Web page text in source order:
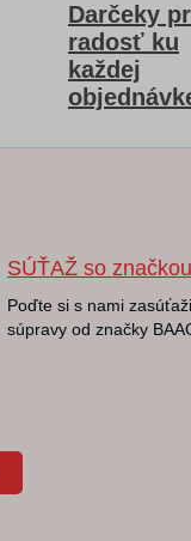
Darčeky
radosť ku
každej
SÚŤAŽ so
Poďte si s nami
súpravy od značky